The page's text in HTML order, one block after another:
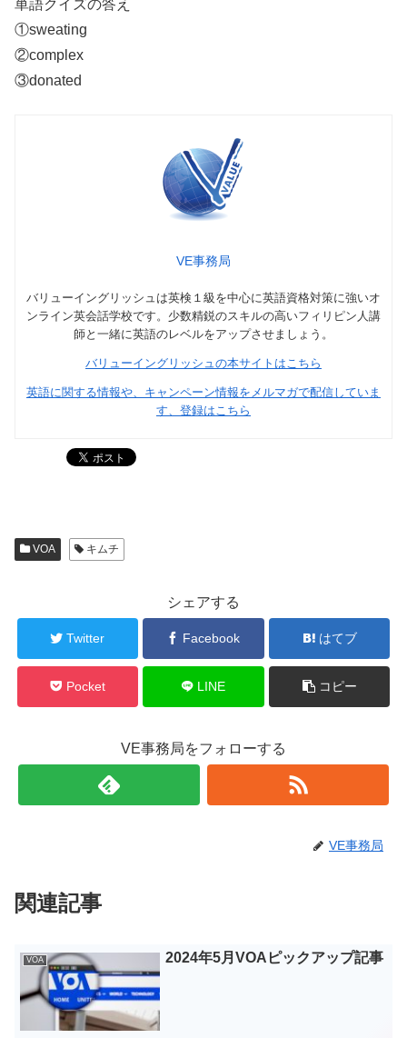
単語クイズの答え
①sweating
②complex
③donated
VE事務局
バリューイングリッシュは英検１級を中心に英語資格対策に強いオ
ンライン英会話学校です。少数精鋭のスキルの高いフィリピン人講
師と一緒に英語のレベルをアップさせましょう。
バリューイングリッシュの本サイトはこちら
英語に関する情報や、キャンペーン情報をメルマガで配信していま
す、登録はこちら
VOA キムチ
シェアする
Twitter Facebook はてブ
Pocket LINE コピー
VE事務局をフォローする
VE事務局
関連記事
VOA 2024年5月VOAピックアップ記事